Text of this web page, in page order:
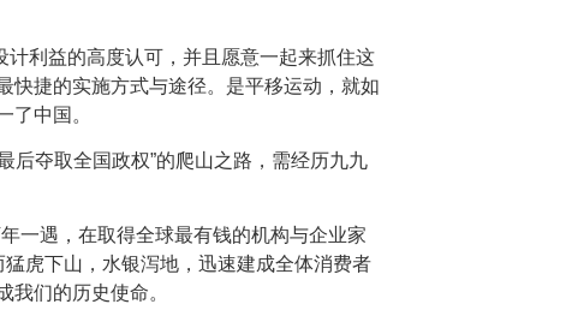
利益的高度认可，并且愿意一起来抓住这
快捷的实施方式与途径。是平移运动，就如
了中国。
后夺取全国政权”的爬山之路，需经历九九
一遇，在取得全球最有钱的机构与企业家
虎下山，水银泻地，迅速建成全体消费者
们的历史使命。